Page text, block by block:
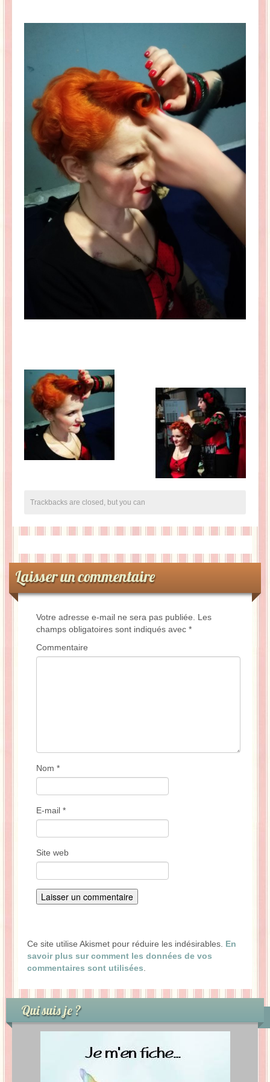
Trackbacks are closed, but you can
Laisser un commentaire
Votre adresse e-mail ne sera pas publiée.
Les
champs obligatoires sont indiqués avec *
Commentaire
Nom *
E-mail *
Site web
Ce site utilise Akismet pour réduire les indésirables. En
savoir plus sur comment les données de vos
commentaires sont utilisées
Qui suis je ?